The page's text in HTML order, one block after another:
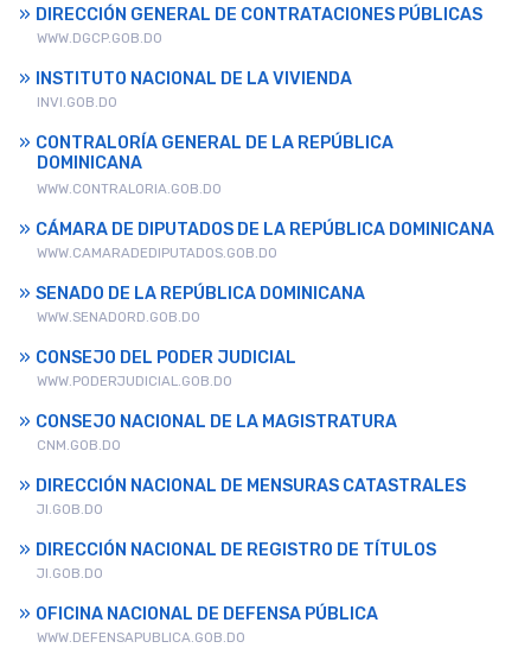
DIRECCIÓN GENERAL DE CONTRATACIONES PÚBLICAS
WWW.DGCP.GOB.DO
INSTITUTO NACIONAL DE LA VIVIENDA
INVI.GOB.DO
CONTRALORÍA GENERAL DE LA REPÚBLICA
DOMINICANA
WWW.CONTRALORIA.GOB.DO
CÁMARA DE DIPUTADOS DE LA REPÚBLICA DOMINICANA
WWW.CAMARADEDIPUTADOS.GOB.DO
SENADO DE LA REPÚBLICA DOMINICANA
WWW.SENADORD.GOB.DO
CONSEJO DEL PODER JUDICIAL
WWW.PODERJUDICIAL.GOB.DO
CONSEJO NACIONAL DE LA MAGISTRATURA
CNM.GOB.DO
DIRECCIÓN NACIONAL DE MENSURAS CATASTRALES
JI.GOB.DO
DIRECCIÓN NACIONAL DE REGISTRO DE TÍTULOS
JI.GOB.DO
OFICINA NACIONAL DE DEFENSA PÚBLICA
WWW.DEFENSAPUBLICA.GOB.DO